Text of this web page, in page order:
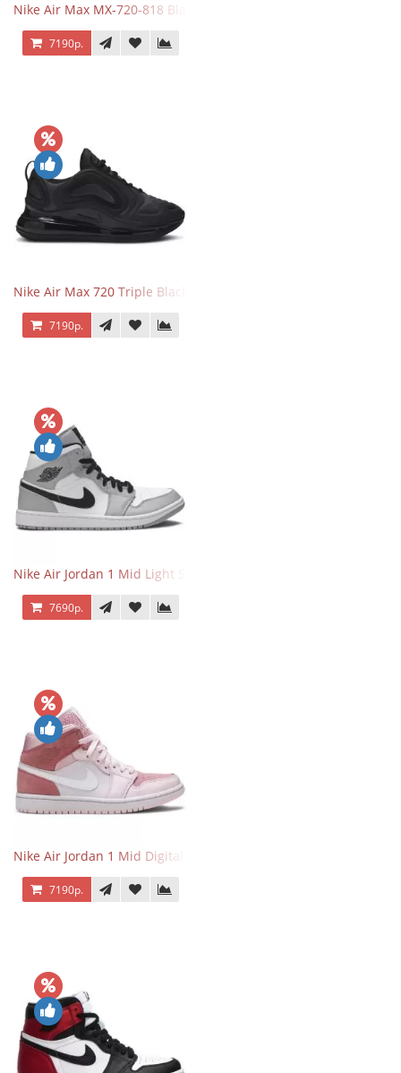
Nike Air Max MX-720-818 Black
7190р.
Nike Air Max 720 Triple Black
7190р.
Nike Air Jordan 1 Mid Light Smoke Grey
7690р.
Nike Air Jordan 1 Mid Digital Pink
7190р.